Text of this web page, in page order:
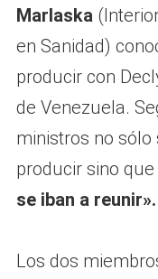
Marlaska
en Sanidad)
producir con
de Venezuela.
ministros no sólo
producir sino
se iban a reunir».
Los dos